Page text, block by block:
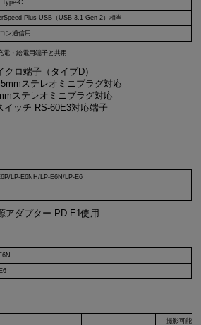
Type-C
Plus USB（USB 3.1 Gen 2）相当
ン通信用
電・給電用端子と共用
クロ端子（タイプD）
ステレオミニプラグ対応
ステレオミニプラグ対応
イッチ RS-60E3対応端子
/LP-E6NH/LP-E6N/LP-E6
アダプター PD-E1使用
撮影可能枚